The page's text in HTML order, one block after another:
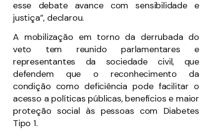
esse debate avance com sensibilidade e
justiça”, declarou.
A mobilização em torno da derrubada do
veto tem reunido parlamentares e
representantes da sociedade civil, que
defendem que o reconhecimento da
condição como deficiência pode facilitar o
acesso a políticas públicas, benefícios e maior
proteção social às pessoas com Diabetes
Tipo 1.